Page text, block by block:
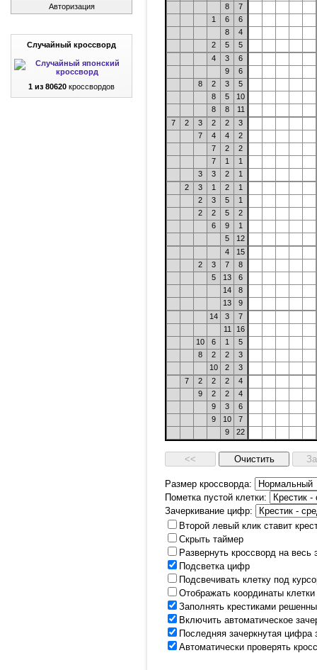
Авторизация
Случайный кроссворд
1 из 80620 кроссвордов
8
7
1
6
6
8
4
2
5
5
4
3
6
9
6
8
2 3
5
8
5
10
8
8
11
7
2 3 2 2
3
7
4 4
2
7
2
2
7
1
1
3
3 2
1
2
3 1 2
1
2
3 5
1
2
2 5
2
6
9
1
5
12
4
15
2
3 7
8
5
13
6
14
8
13
9
14
3
7
11
16
10
6 1
5
8
2 2
3
10
2
3
7
2 2 2
4
9
2 2
4
9
3
6
9
10
7
9
22
Размер кроссворда:
Пометка пустой клетки:
Зачеркивание цифр:
Второй левый клик ставит
Скрыть таймер
Развернуть кроссворд на
Подсветка цифр
Подсвечивать клетку под
Отображать координаты
Заполнять крестиками
Включить автоматическое
Последняя зачеркнутая цифра
Автоматически проверять